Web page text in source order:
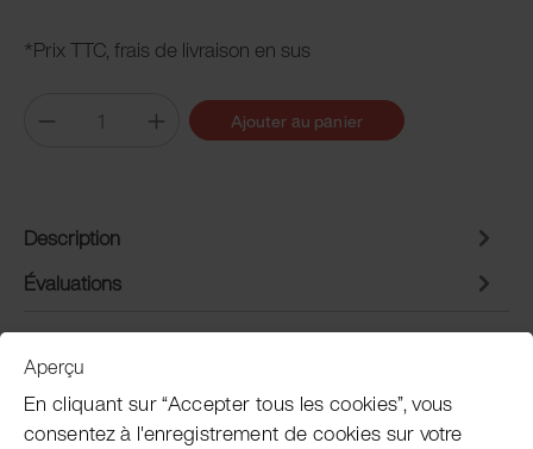
*Prix TTC, frais de livraison en sus
Ajouter au panier
Description
Évaluations
Service clientèle
Aperçu
En cliquant sur “Accepter tous les cookies”, vous
consentez à l'enregistrement de cookies sur votre